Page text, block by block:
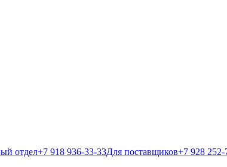
отдел+7 918 936-33-33Для поставщиков+7 928 252-